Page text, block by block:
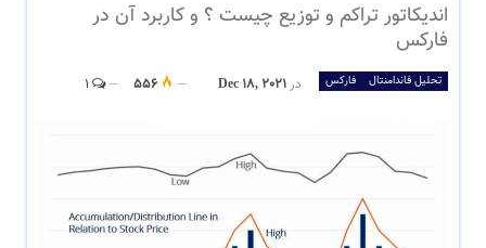
اندیکاتور تراکم و توزیع چیست ؟ و کاربرد آن در
فارکس
تحلیل فاندامنتال فارکس در Dec 18, 2021
556